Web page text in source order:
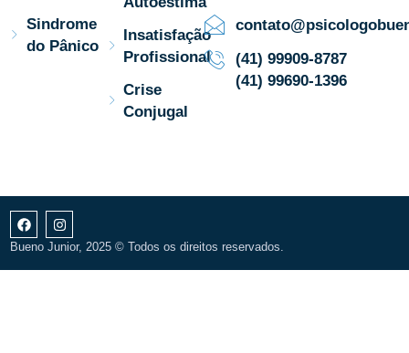
Sindrome
do Pânico
Insatisfação
Profissional
Crise
Conjugal
(41) 99909-8787
(41) 99690-1396
Bueno Junior, 2025 © Todos os direitos reservados.